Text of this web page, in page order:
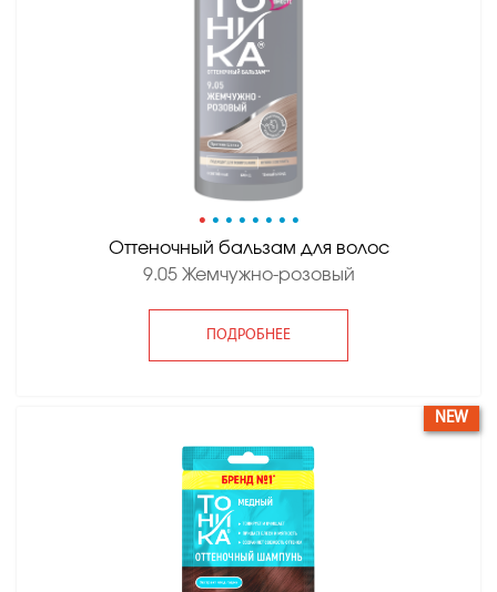
• • • • • • • •
Оттеночный бальзам для волос
9.05 Жемчужно-розовый
ПОДРОБНЕЕ
NEW